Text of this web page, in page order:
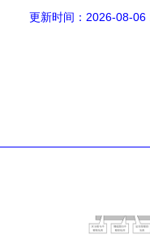
金蛋”——香港金津食品集团
更新时间：2026-08-06